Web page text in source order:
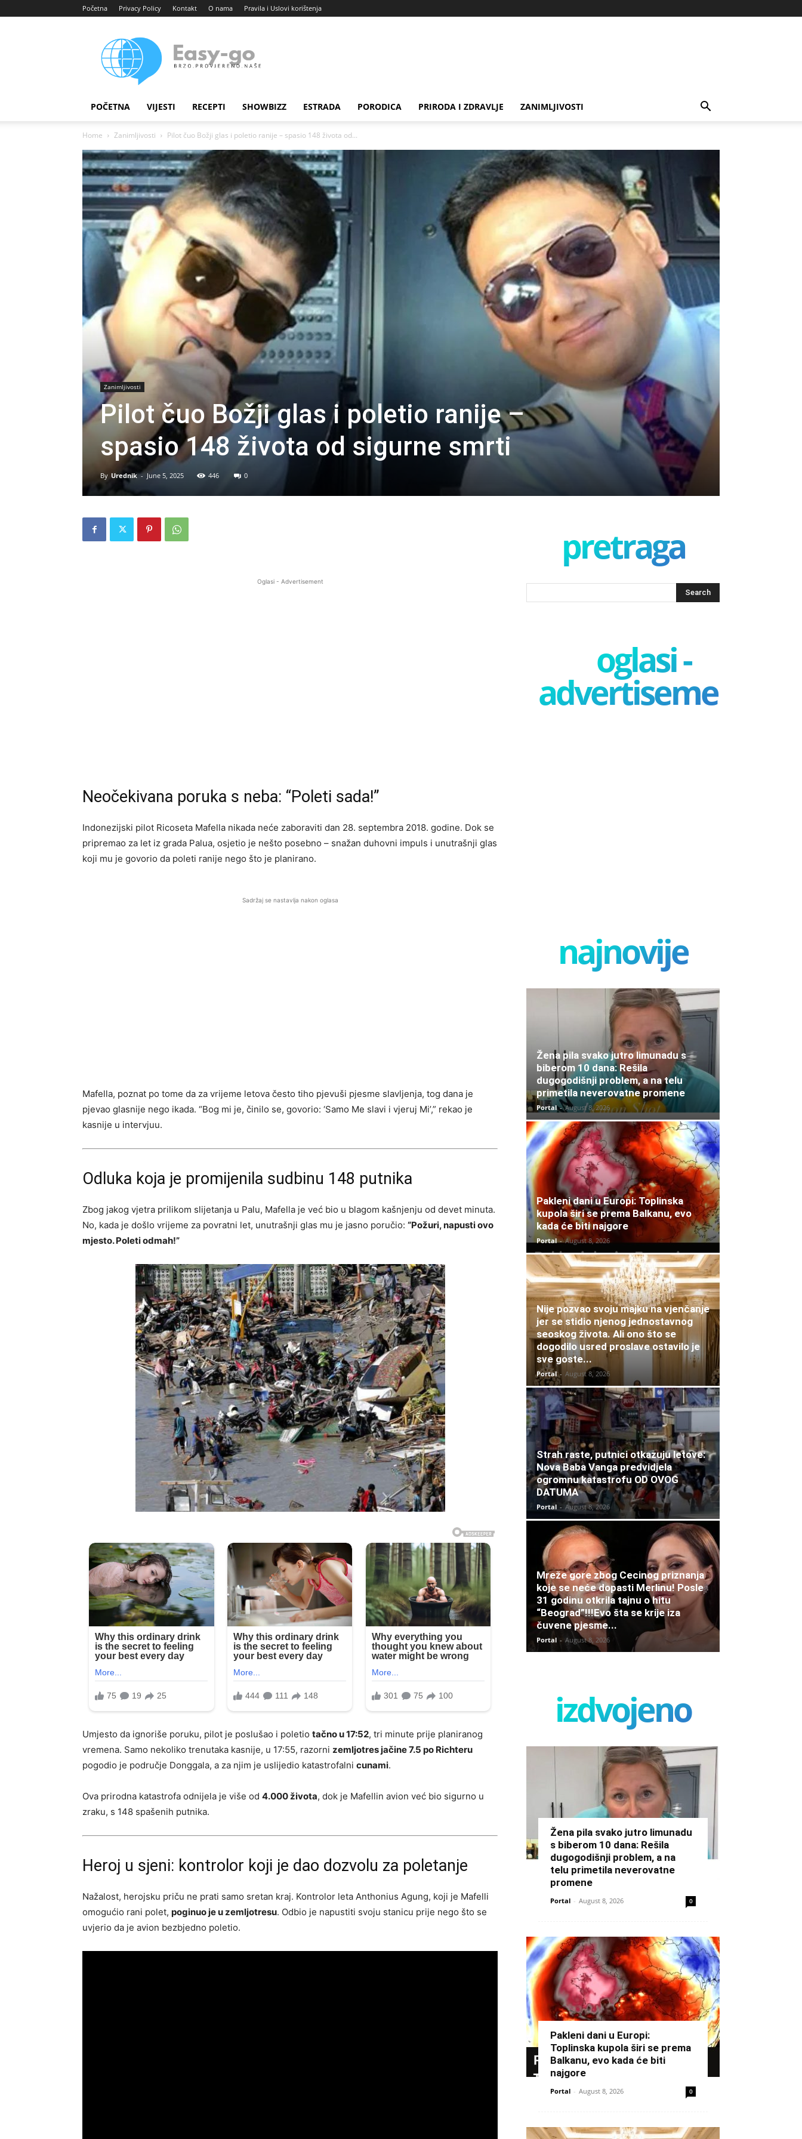
Početna Privacy Policy Kontakt O nama Pravila i Uslovi korištenja
portal
POČETNA VIJESTI RECEPTI SHOWBIZZ ESTRADA PORODICA PRIRODA I ZDRAVLJE ZANIMLJIVOSTI
Home Zanimljivosti Pilot čuo Božji glas i poletio ranije – spasio 148 života od...
Zanimljivosti
Pilot čuo Božji glas i poletio ranije –
spasio 148 života od sigurne smrti
By Urednik - June 5, 2025 446 0
Oglasi - Advertisement
Neočekivana poruka s neba: “Poleti sada!”
Indonezijski pilot Ricoseta Mafella nikada neće zaboraviti dan 28. septembra 2018. godine. Dok se
pripremao za let iz grada Palua, osjetio je nešto posebno – snažan duhovni impuls i unutrašnji glas
koji mu je govorio da poleti ranije nego što je planirano.
Sadržaj se nastavlja nakon oglasa
Mafella, poznat po tome da za vrijeme letova često tiho pjevuši pjesme slavljenja, tog dana je
pjevao glasnije nego ikada. “Bog mi je, činilo se, govorio: ‘Samo Me slavi i vjeruj Mi’,” rekao je
kasnije u intervjuu.
Odluka koja je promijenila sudbinu 148 putnika
Zbog jakog vjetra prilikom slijetanja u Palu, Mafella je već bio u blagom kašnjenju od devet minuta.
No, kada je došlo vrijeme za povratni let, unutrašnji glas mu je jasno poručio: “Požuri, napusti ovo
mjesto. Poleti odmah!”
Umjesto da ignoriše poruku, pilot je poslušao i poletio tačno u 17:52, tri minute prije planiranog
vremena. Samo nekoliko trenutaka kasnije, u 17:55, razorni zemljotres jačine 7.5 po Richteru
pogodio je područje Donggala, a za njim je uslijedio katastrofalni cunami.
Ova prirodna katastrofa odnijela je više od 4.000 života, dok je Mafellin avion već bio sigurno u
zraku, s 148 spašenih putnika.
Heroj u sjeni: kontrolor koji je dao dozvolu za poletanje
Nažalost, herojsku priču ne prati samo sretan kraj. Kontrolor leta Anthonius Agung, koji je Mafelli
omogućio rani polet, poginuo je u zemljotresu. Odbio je napustiti svoju stanicu prije nego što se
uvjerio da je avion bezbjedno poletio.
pretraga
oglasi -
advertisement
najnovije
Žena pila svako jutro limunadu s
biberom 10 dana: Rešila
dugogodišnji problem, a na telu
primetila neverovatne promene
Portal - August 8, 2026
Pakleni dani u Europi: Toplinska
kupola širi se prema Balkanu, evo
kada će biti najgore
Portal - August 8, 2026
Nije pozvao svoju majku na vjenčanje
jer se stidio njenog jednostavnog
seoskog života. Ali ono što se
dogodilo usred proslave ostavilo je
sve goste...
Portal - August 8, 2026
Strah raste, putnici otkazuju letove:
Nova Baba Vanga predvidjela
ogromnu katastrofu OD OVOG
DATUMA
Portal - August 8, 2026
Mreže gore zbog Cecinog priznanja
koje se neće dopasti Merlinu! Posle
31 godinu otkrila tajnu o hitu
“Beograd”!!!Evo šta se krije iza
čuvene pjesme...
Portal - August 8, 2026
izdvojeno
Žena pila svako jutro limunadu
s biberom 10 dana: Rešila
dugogodišnji problem, a na
telu primetila neverovatne
promene
Portal - August 8, 2026 0
Pakleni dani u Europi:
Toplinska kupola širi se prema
Balkanu, evo kada će biti
najgore
Portal - August 8, 2026 0